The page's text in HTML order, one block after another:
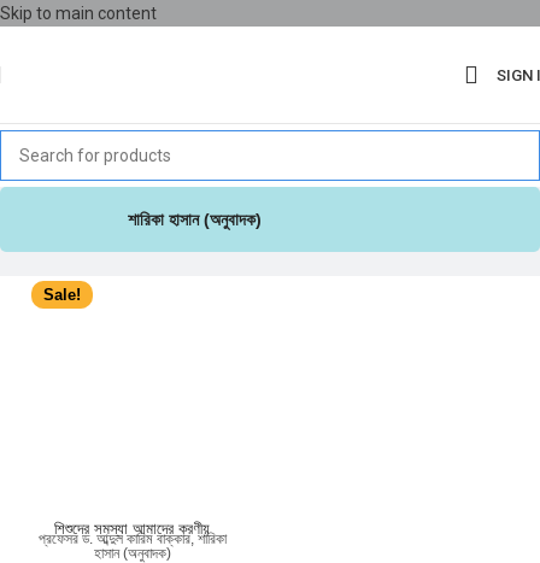
Skip to main content
SIGN
শারিকা হাসান (অনুবাদক)
Sale!
শিশুদের সমস্যা আমাদের করণীয়
প্রফেসর ড. আব্দুল কারিম বাক্কার, শারিকা
হাসান (অনুবাদক)